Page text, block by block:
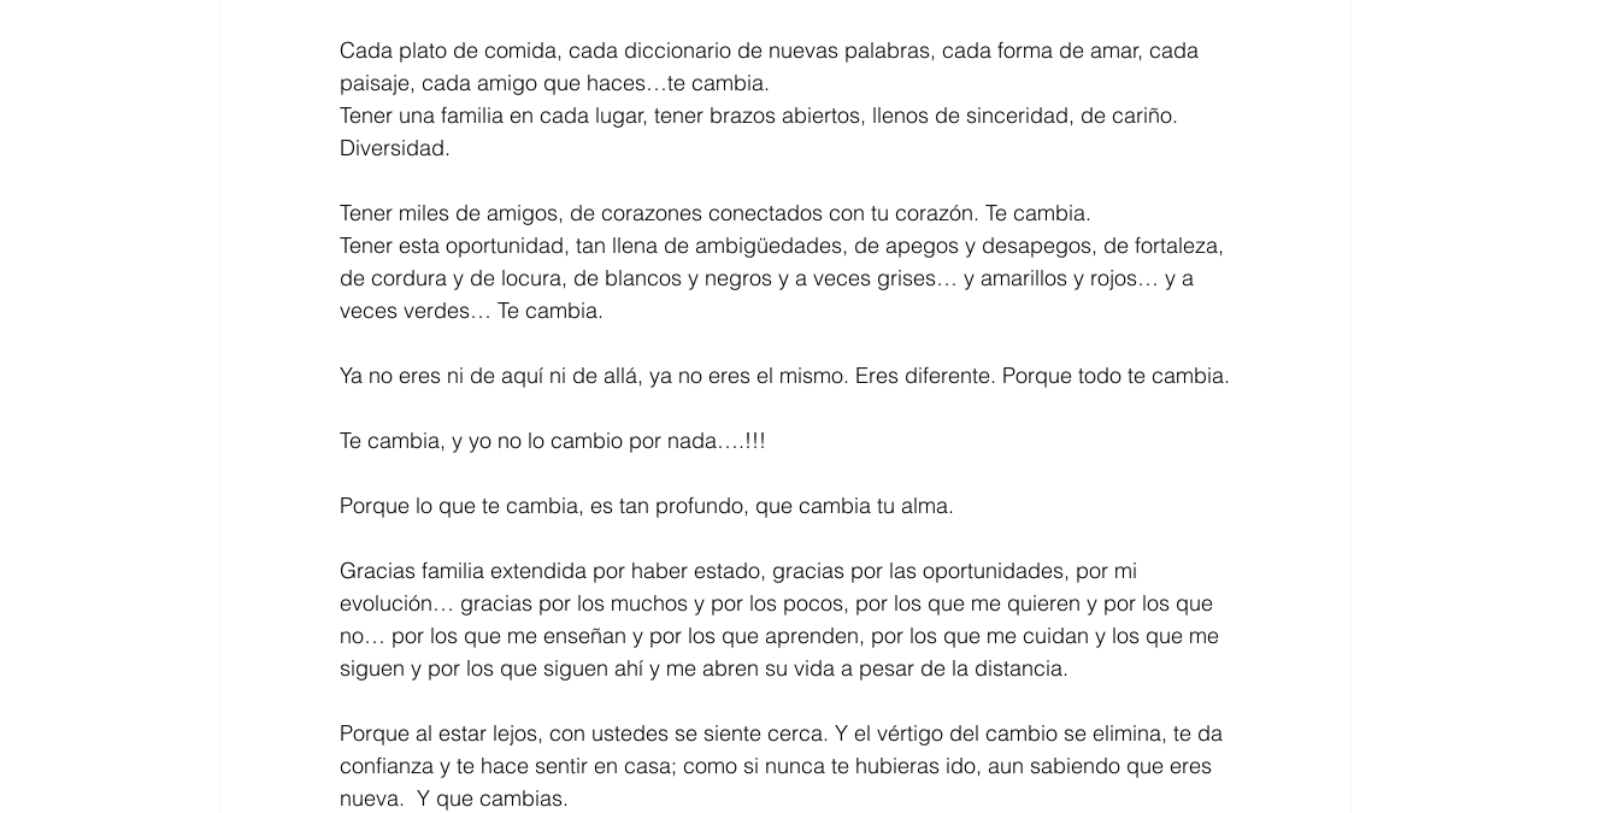
Cada plato de comida, cada diccionario de nuevas palabras, cada forma de amar, cada
paisaje, cada amigo que haces…te cambia.
Tener una familia en cada lugar, tener brazos abiertos, llenos de sinceridad, de cariño.
Diversidad.
Tener miles de amigos, de corazones conectados con tu corazón. Te cambia.
Tener esta oportunidad, tan llena de ambigüedades, de apegos y desapegos, de fortaleza,
de cordura y de locura, de blancos y negros y a veces grises… y amarillos y rojos… y a
veces verdes… Te cambia.
Ya no eres ni de aquí ni de allá, ya no eres el mismo. Eres diferente. Porque todo te cambia.
Te cambia, y yo no lo cambio por nada….!!!
Porque lo que te cambia, es tan profundo, que cambia tu alma.
Gracias familia extendida por haber estado, gracias por las oportunidades, por mi
evolución… gracias por los muchos y por los pocos, por los que me quieren y por los que
no… por los que me enseñan y por los que aprenden, por los que me cuidan y los que me
siguen y por los que siguen ahí y me abren su vida a pesar de la distancia.
Porque al estar lejos, con ustedes se siente cerca. Y el vértigo del cambio se elimina, te da
confianza y te hace sentir en casa; como si nunca te hubieras ido, aun sabiendo que eres
nueva.  Y que cambias.